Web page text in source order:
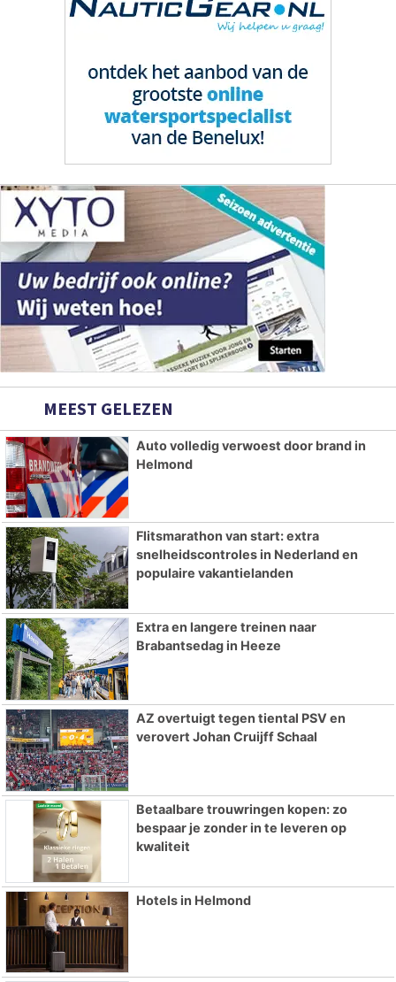
MEEST GELEZEN
Auto volledig verwoest door brand in
Helmond
Flitsmarathon van start: extra
snelheidscontroles in Nederland en
populaire vakantielanden
Extra en langere treinen naar
Brabantsedag in Heeze
AZ overtuigt tegen tiental PSV en
verovert Johan Cruijff Schaal
Betaalbare trouwringen kopen: zo
bespaar je zonder in te leveren op
kwaliteit
Hotels in Helmond